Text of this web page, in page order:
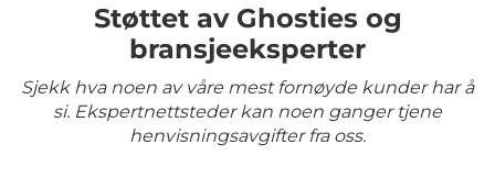
Støttet av Ghosties og
bransjeeksperter
Sjekk hva noen av våre mest fornøyde kunder har å
si. Ekspertnettsteder kan noen ganger tjene
henvisningsavgifter fra oss.